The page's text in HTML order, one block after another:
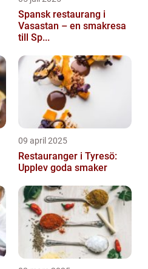
Spansk restaurang i
Vasastan – en smakresa
till Sp...
09 april 2025
Restauranger i Tyresö:
Upplev goda smaker